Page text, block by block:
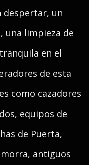
despertar, un
una limpieza de
en el
de esta
como cazadores
equipos de
de Puerta,
antiguos